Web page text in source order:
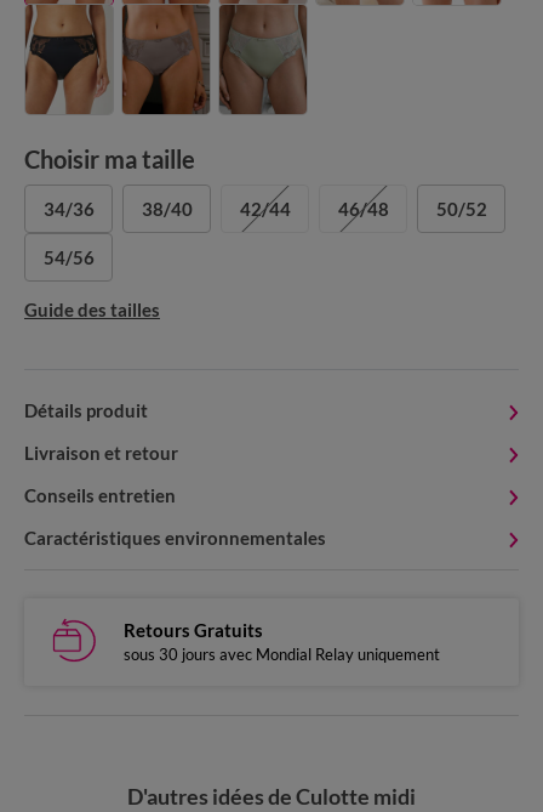
Choisir ma taille
34/36 38/40 42/44 46/48 50/52
54/56
Guide des tailles
Détails produit
Livraison et retour
Conseils entretien
Caractéristiques environnementales
Retours Gratuits
sous 30 jours avec Mondial Relay uniquement
D'autres idées de Culotte midi